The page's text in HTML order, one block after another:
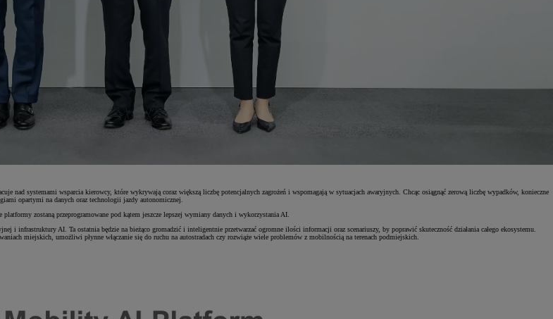
nad systemami wsparcia kierowcy, które wykrywają coraz większą liczbę potencjalnych zagrożeń i wspomagają w sytuacjach awaryjnych. Chcąc osiągnąć zerową liczbę wypadków, konieczne
opartymi na danych oraz technologii jazdy autonomicznej.
zostaną przeprogramowane pod kątem jeszcze lepszej wymiany danych i wykorzystania AI.
infrastruktury AI. Ta ostatnia będzie na bieżąco gromadzić i inteligentnie przetwarzać ogromne ilości informacji oraz scenariuszy, by poprawić skuteczność działania całego ekosystemu.
miejskich, umożliwi płynne włączanie się do ruchu na autostradach czy rozwiąże wiele problemów z mobilnością na terenach podmiejskich.